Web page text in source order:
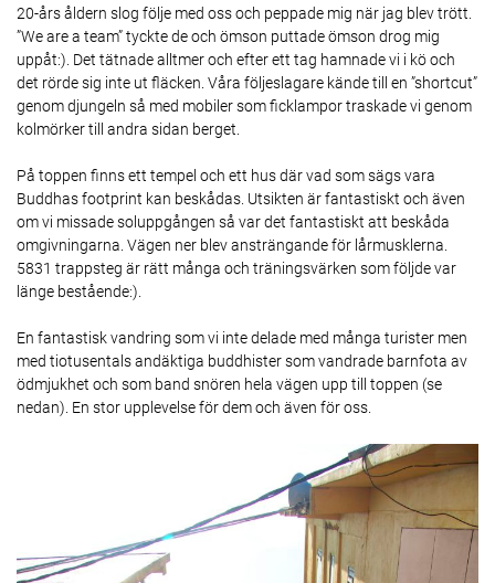
20-års åldern slog följe med oss och peppade mig när jag blev trött.
”We are a team” tyckte de och ömson puttade ömson drog mig
uppåt:). Det tätnade alltmer och efter ett tag hamnade vi i kö och
det rörde sig inte ut fläcken. Våra följeslagare kände till en ”shortcut”
genom djungeln så med mobiler som ficklampor traskade vi genom
kolmörker till andra sidan berget.
På toppen finns ett tempel och ett hus där vad som sägs vara
Buddhas footprint kan beskådas. Utsikten är fantastiskt och även
om vi missade soluppgången så var det fantastiskt att beskåda
omgivningarna. Vägen ner blev ansträngande för lårmusklerna.
5831 trappsteg är rätt många och träningsvärken som följde var
länge bestående:).
En fantastisk vandring som vi inte delade med många turister men
med tiotusentals andäktiga buddhister som vandrade barnfota av
ödmjukhet och som band snören hela vägen upp till toppen (se
nedan). En stor upplevelse för dem och även för oss.